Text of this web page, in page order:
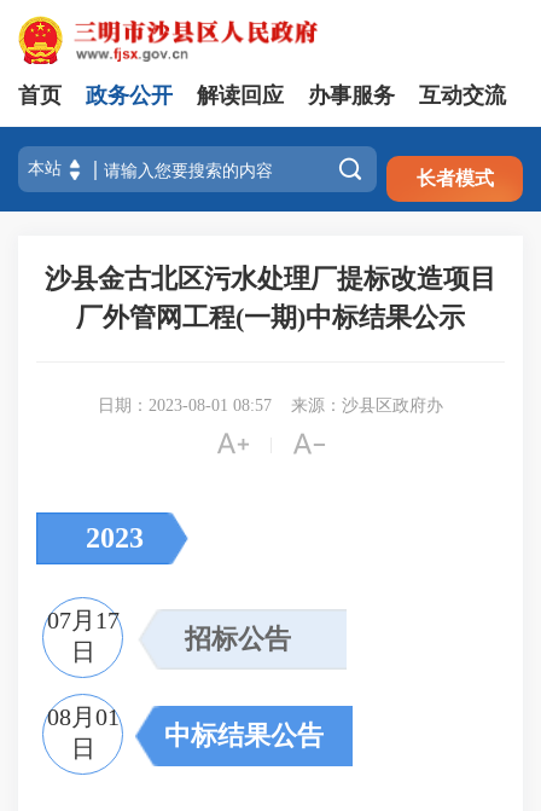
注册 登录
首页 政务公开 解读回应 办事服务 互动交流
 长者模式
沙县金古北区污水处理厂提标改造项目
厂外管网工程(一期)中标结果公示
日期：2023-08-01 08:57 来源：沙县区政府办
 
2023
07月17
日
招标公告
08月01
日
中标结果公告